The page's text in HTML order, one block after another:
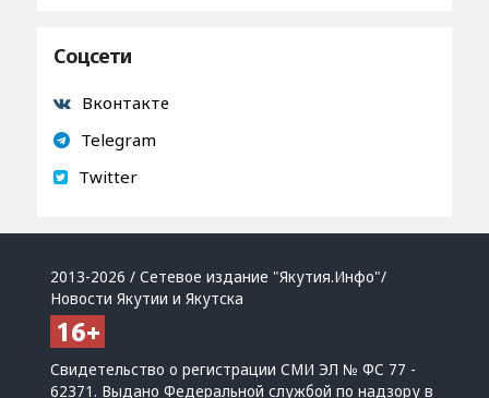
Соцсети
Вконтакте
Telegram
Twitter
2013-2026 / Сетевое издание "Якутия.Инфо"/
Новости Якутии и Якутска
Свидетельство о регистрации СМИ ЭЛ № ФС 77 -
62371. Выдано Федеральной службой по надзору в